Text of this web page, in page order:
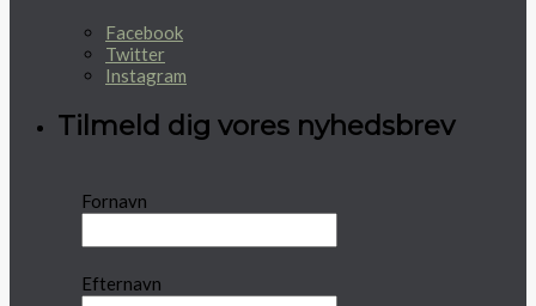
Facebook
Twitter
Instagram
Tilmeld dig vores nyhedsbrev
Fornavn
Efternavn